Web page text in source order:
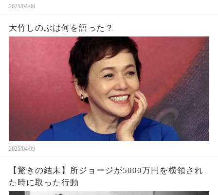
2025/04/09
大竹しのぶは何を語った？
2025/04/09
【驚きの結末】所ジョージが5000万円を横領され
た時に取った行動